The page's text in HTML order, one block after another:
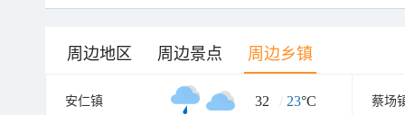
周边地区 周边景点 周边乡镇
安仁镇 32 / 23°C 蔡场